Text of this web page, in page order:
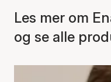
Les mer om
og se alle